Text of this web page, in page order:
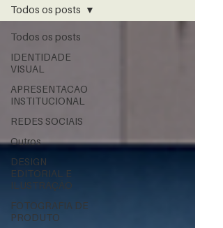
Todos os posts
IDENTIDADE
VISUAL
APRESENTACAO
INSTITUCIONAL
REDES SOCIAIS
Outros
DESIGN
EDITORIAL E
ILUSTRAÇÃO
FOTOGRAFIA DE
PRODUTO
Todos os posts